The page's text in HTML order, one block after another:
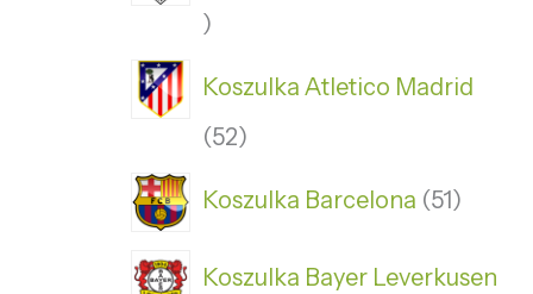
Koszulka Atletico Madrid
52
Koszulka Barcelona 51
Koszulka Bayer Leverkusen